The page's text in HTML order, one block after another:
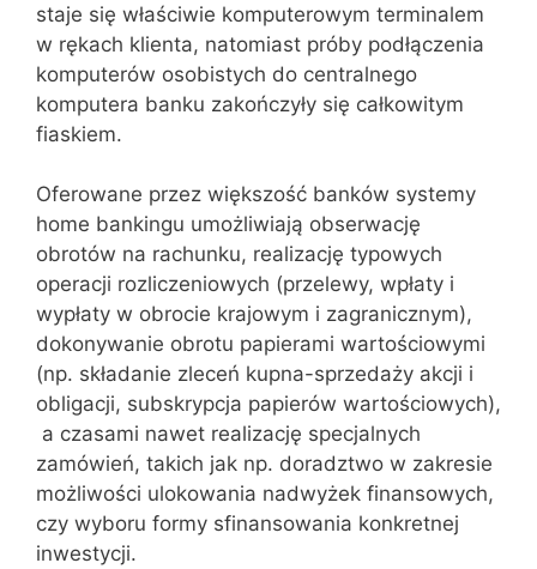
staje się właściwie komputerowym terminalem
w rękach klienta, natomiast próby podłączenia
komputerów osobistych do centralnego
komputera banku zakończyły się całkowitym
fiaskiem.
Oferowane przez większość banków systemy
home bankingu umożliwiają obserwację
obrotów na rachunku, realizację typowych
operacji rozliczeniowych (przelewy, wpłaty i
wypłaty w obrocie krajowym i zagranicznym),
dokonywanie obrotu papierami wartościowymi
(np. składanie zleceń kupna-sprzedaży akcji i
obligacji, subskrypcja papierów wartościowych),
a czasami nawet realizację specjalnych
zamówień, takich jak np. doradztwo w zakresie
możliwości ulokowania nadwyżek finansowych,
czy wyboru formy sfinansowania konkretnej
inwestycji.